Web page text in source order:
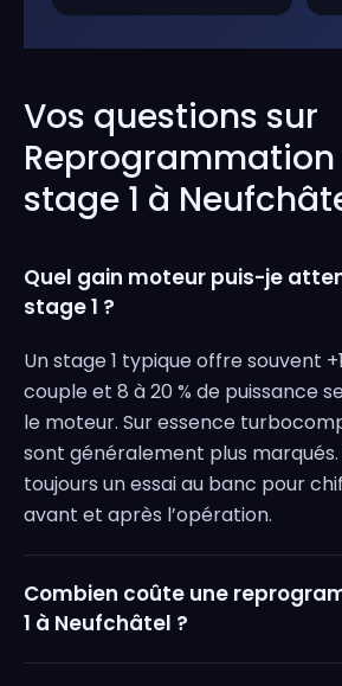
Vos questions sur
stage 1 à
Quel gain moteur puis-je
stage 1 ?
Un stage 1 typique offre souvent
couple et 8 à 20 % de puissance
le moteur. Sur essence
sont généralement plus marqués.
toujours un essai au banc pour
avant et après l’opération.
Combien coûte une
1 à Neufchâtel ?